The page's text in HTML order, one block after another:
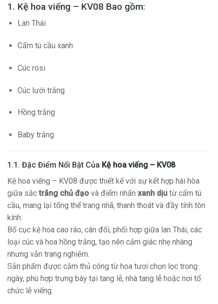
1. Kệ hoa viếng – KV08 Bao gồm:
Lan Thái
Cẩm tú cầu xanh
Cúc rosi
Cúc lưới trắng
Hồng trắng
Baby trắng
1.1. Đặc Điểm Nổi Bật Của Kệ hoa viếng – KV08
Kệ hoa viếng – KV08 được thiết kế với sự kết hợp hài hòa
giữa sắctrắng chủ đạo và điểm nhấn xanh dịu từ cẩm tú
cầu, mang lại tổng thể trang nhã, thanh thoát và đầy tính tôn
kính.
Bố cục kệ hoa cao ráo, cân đối, phối hợp giữa lan Thái, các
loại cúc và hoa hồng trắng, tạo nên cảm giác nhẹ nhàng
nhưng vẫn trang nghiêm.
Sản phẩm được cắm thủ công từ hoa tươi chọn lọc trong
ngày, phù hợp trưng bày tại tang lễ, nhà tang lễ hoặc nơi tổ
chức lễ viếng.